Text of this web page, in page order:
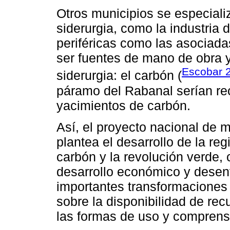
Otros municipios se
siderurgia, como la industria
periféricas como las
ser fuentes de mano de obra
siderurgia: el carbón (Escobar
páramo del Rabanal serían
yacimientos de carbón.
Así, el proyecto nacional de
plantea el desarrollo de la
carbón y la revolución verde,
desarrollo económico y
importantes
sobre la disponibilidad de
las formas de uso y